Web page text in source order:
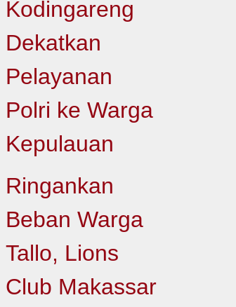
Kodingareng
Dekatkan
Pelayanan
Polri ke Warga
Kepulauan
Ringankan
Beban Warga
Tallo, Lions
Club Makassar